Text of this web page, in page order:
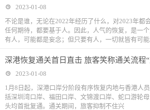
2023-01-08
不论是谁，无论在2022年经历了什么，对2023年都
任何期待，都要基于人。因此，人气的恢复，是一
有人，可能都是妄念；但只要有人，一切就皆有可能
深港恢复通关首日直击 旅客笑称通关流程
2023-01-08
1月8日起，深港口岸分阶段有序恢复内地与香港人
括深圳湾口岸、福田口岸、文锦渡口岸、蛇口游轮
头均首批复通。通关期间，旅客抑制不住兴